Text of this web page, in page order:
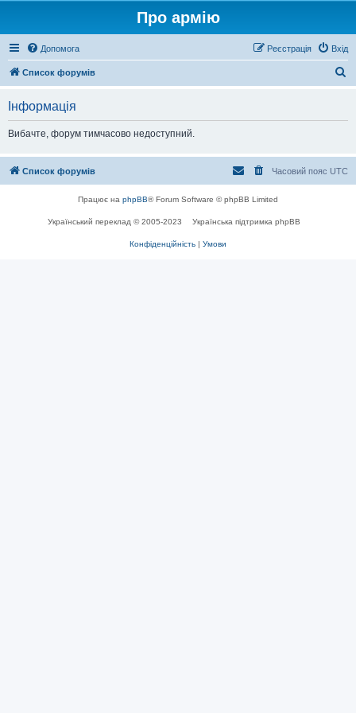
Про армію
Допомога Вхід
Реєстрація
Список форумів
Інформація
Вибачте, форум тимчасово недоступний.
Список форумів Часовий пояс UTC
Працює на phpBB® Forum Software © phpBB Limited
Український переклад © 2005-2023 Українська підтримка phpBB
Конфіденційність | Умови